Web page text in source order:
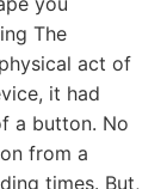
The
act of
it had
a button. No
from a
times. But,